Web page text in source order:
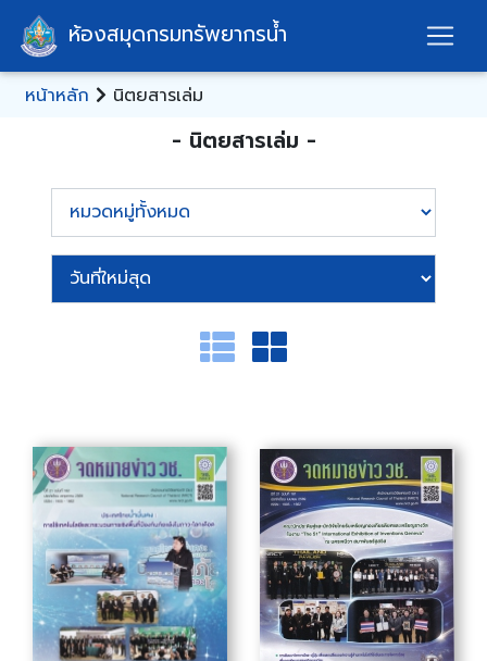
ห้องสมุดกรมทรัพยากรน้ำ
หน้าหลัก นิตยสารเล่ม
- นิตยสารเล่ม -